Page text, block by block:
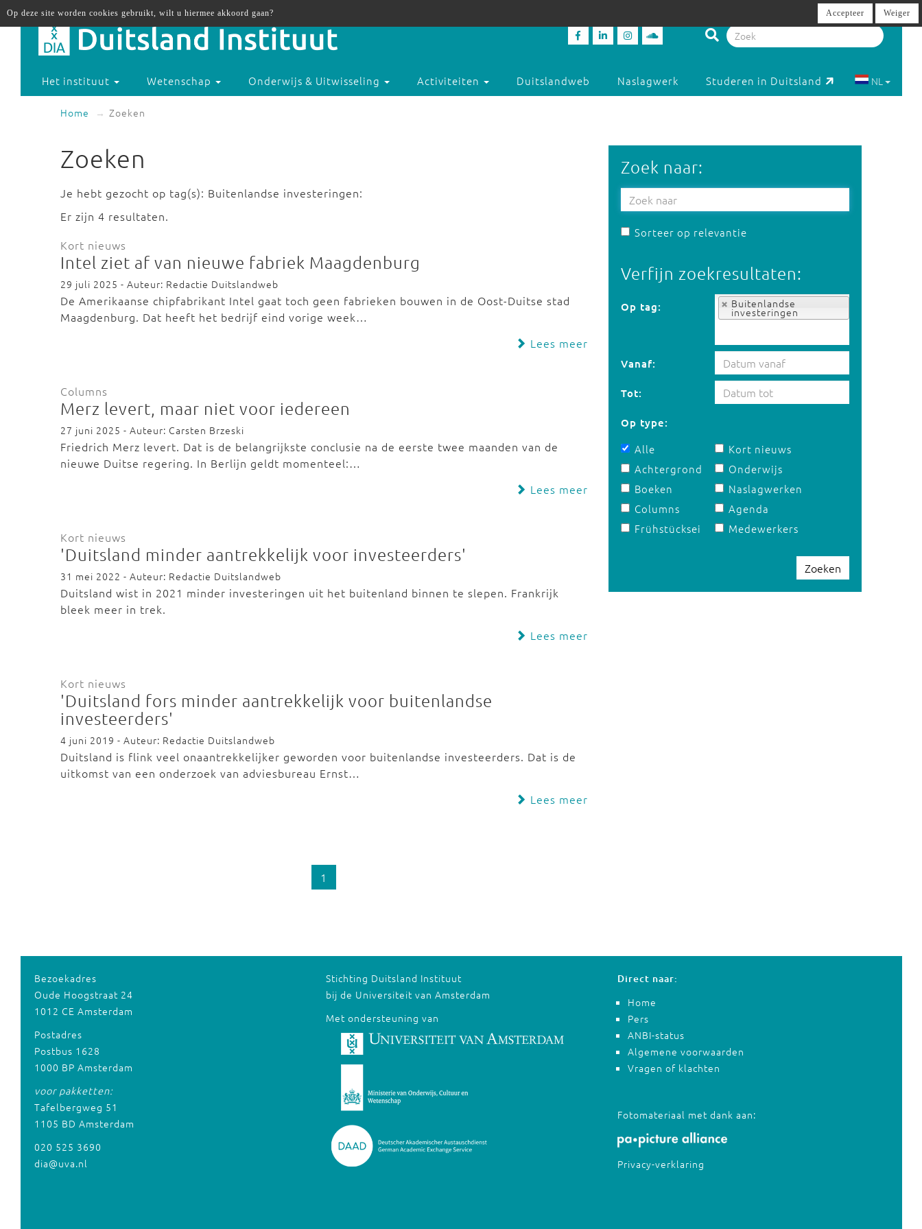
Het instituut Wetenschap Onderwijs & Uitwisseling Activiteiten Duitslandweb Naslagwerk Studeren in Duitsland NL
Home Zoeken
Zoeken
Je hebt gezocht op tag(s): Buitenlandse investeringen:
Er zijn 4 resultaten.
Kort nieuws
Intel ziet af van nieuwe fabriek Maagdenburg
29 juli 2025 - Auteur: Redactie Duitslandweb
De Amerikaanse chipfabrikant Intel gaat toch geen fabrieken bouwen in de Oost-Duitse stad
Maagdenburg. Dat heeft het bedrijf eind vorige week…
Lees meer
Columns
Merz levert, maar niet voor iedereen
27 juni 2025 - Auteur: Carsten Brzeski
Friedrich Merz levert. Dat is de belangrijkste conclusie na de eerste twee maanden van de
nieuwe Duitse regering. In Berlijn geldt momenteel:…
Lees meer
Kort nieuws
'Duitsland minder aantrekkelijk voor investeerders'
31 mei 2022 - Auteur: Redactie Duitslandweb
Duitsland wist in 2021 minder investeringen uit het buitenland binnen te slepen. Frankrijk
bleek meer in trek.
Lees meer
Kort nieuws
'Duitsland fors minder aantrekkelijk voor buitenlandse
investeerders'
4 juni 2019 - Auteur: Redactie Duitslandweb
Duitsland is flink veel onaantrekkelijker geworden voor buitenlandse investeerders. Dat is de
uitkomst van een onderzoek van adviesbureau Ernst…
Lees meer
1
Zoek naar:
Sorteer op relevantie
Verfijn zoekresultaten:
Op tag: Buitenlandse
investeringen
Op tag:
Vanaf:
Tot:
Op type:
Alle
Achtergrond
Boeken
Columns
Frühstücksei
Kort nieuws
Onderwijs
Naslagwerken
Agenda
Medewerkers
Zoeken
Bezoekadres
Oude Hoogstraat 24
1012 CE Amsterdam
Postadres
Postbus 1628
1000 BP Amsterdam
voor pakketten:
Tafelbergweg 51
1105 BD Amsterdam
020 525 3690
dia@uva.nl
Stichting Duitsland Instituut
bij de Universiteit van Amsterdam
Met ondersteuning van
Direct naar:
Home
Pers
ANBI-status
Algemene voorwaarden
Vragen of klachten
Fotomateriaal met dank aan:
Privacy-verklaring
Op deze site worden cookies gebruikt, wilt u hiermee akkoord gaan? Accepteer Weiger